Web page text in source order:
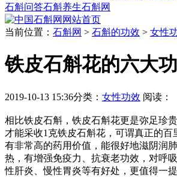
石斛问答石斛养生石斛网
网站首页
当前位置： 石斛网 > 石斛的功效 > 女性
铁皮石斛花的六大
2019-10-13 15:36分类： 女性功效 阅读：
相比铁皮石斛，铁皮石斛花更是弥足珍
才能采收1克铁皮石斛花，可谓真正的百
有非常高的药用价值，能很好地滋阴润
热，有增强免疫力、抗衰老功效，对呼
性肝炎、慢性胃炎等有好处，更值得一